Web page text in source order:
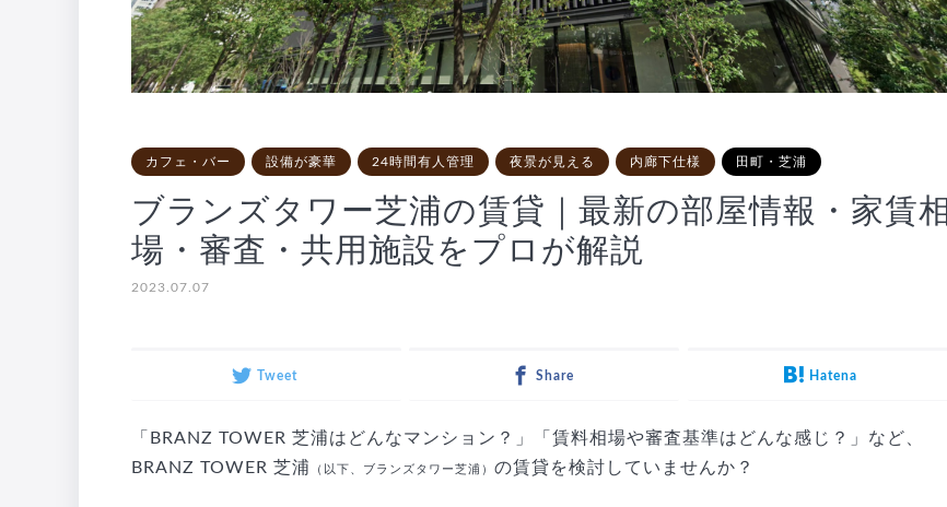
カフェ・バー 設備が豪華 24時間有人管理 夜景が見える 内廊下仕様 田町・芝浦
ブランズタワー芝浦の賃貸｜最新の部屋情報・家賃相
場・審査・共用施設をプロが解説
2023.07.07
Tweet Share Hatena
「BRANZ TOWER 芝浦はどんなマンション？」「賃料相場や審査基準はどんな感じ？」など、
BRANZ TOWER 芝浦
（以下、ブランズタワー芝浦） の賃貸を検討していませんか？